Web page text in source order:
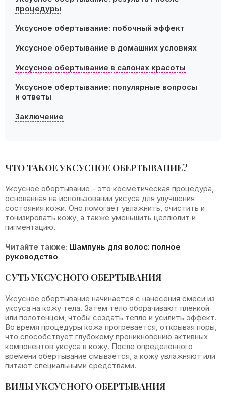
процедуры
Уксусное обертывание: побочный эффект
Уксусное обертывание в домашних условиях
Уксусное обертывание в салонах красоты
Уксусное обертывание: популярные вопросы
и ответы
Заключение
ЧТО ТАКОЕ УКСУСНОЕ ОБЕРТЫВАНИЕ?
Уксусное обертывание - это косметическая процедура,
основанная на использовании уксуса для улучшения
состояния кожи. Оно помогает увлажнить, очистить и
тонизировать кожу, а также уменьшить целлюлит и
пигментацию.
Читайте также: Шампунь для волос: полное
руководство
СУТЬ УКСУСНОГО ОБЕРТЫВАНИЯ
Уксусное обертывание начинается с нанесения смеси из
уксуса на кожу тела. Затем тело оборачивают пленкой
или полотенцем, чтобы создать тепло и усилить эффект.
Во время процедуры кожа прогревается, открывая поры,
что способствует глубокому проникновению активных
компонентов уксуса в кожу. После определенного
времени обертывание смывается, а кожу увлажняют или
питают специальными средствами.
ВИДЫ УКСУСНОГО ОБЕРТЫВАНИЯ